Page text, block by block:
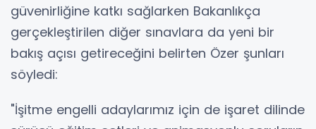
güvenirliğine katkı sağlarken Bakanlıkça
gerçekleştirilen diğer sınavlara da yeni bir
bakış açısı getireceğini belirten Özer şunları
söyledi:
"İşitme engelli adaylarımız için de işaret dilinde